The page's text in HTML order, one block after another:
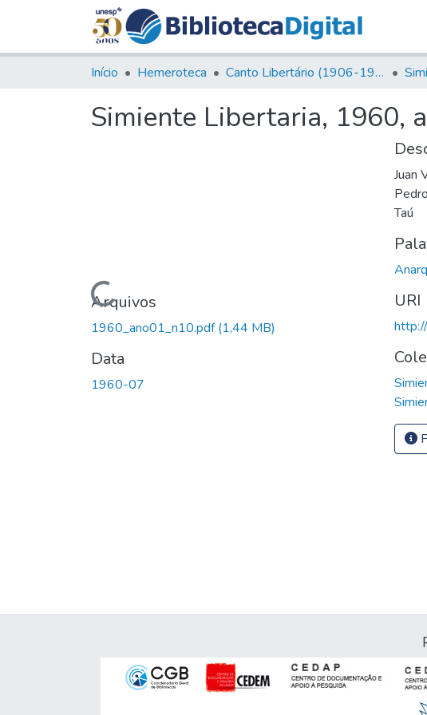
Início Hemeroteca Canto Libertário (1906-1995)
Simiente Libertaria, 1960,
Carregando...
Arquivos
1960_ano01_n10.pdf(1,44 MB)
Data
1960-07
Juan
Taú
URI